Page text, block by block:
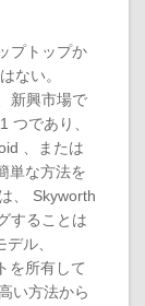
プトップか
ない。
新興市場で
つであり、
、または
単な方法を
、 Skyworth
することは
ル、
を所有して
い方法から